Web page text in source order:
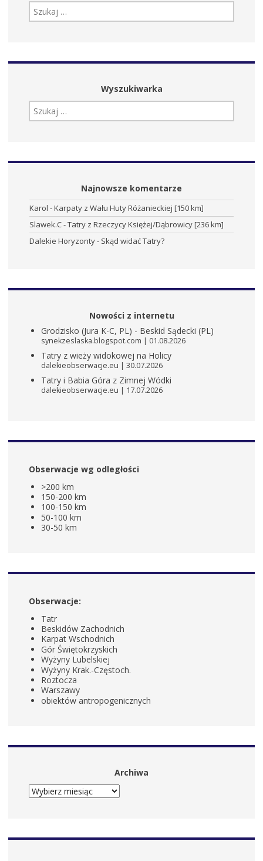
SZUKAJ:
Wyszukiwarka
SZUKAJ:
Najnowsze komentarze
Karol -Karpaty z Wału Huty Różanieckiej [150 km]
Slawek.C-Tatry z Rzeczycy Księżej/Dąbrowicy [236 km]
Dalekie Horyzonty- Skąd widać Tatry?
Nowości z internetu
Grodzisko (Jura K-C, PL) - Beskid Sądecki (PL)
synekzeslaska.blogspot.com 01.08.2026
Tatry z wieży widokowej na Holicy
dalekieobserwacje.eu 30.07.2026
Tatry i Babia Góra z Zimnej Wódki
dalekieobserwacje.eu 17.07.2026
Obserwacje wg odległości
>200 km
150-200 km
100-150 km
50-100 km
30-50 km
Obserwacje:
Tatr
Beskidów Zachodnich
Karpat Wschodnich
Gór Świętokrzyskich
Wyżyny Lubelskiej
Wyżyny Krak.-Częstoch.
Roztocza
Warszawy
obiektów antropogenicznych
Archiwa
ARCHIWA